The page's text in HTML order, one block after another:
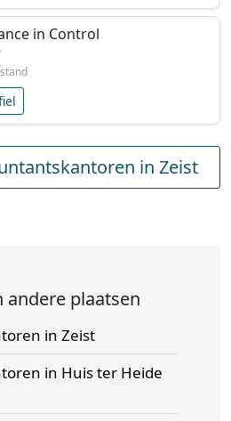
in Control
in Zeist
andere plaatsen
in Zeist
in Huis ter Heide